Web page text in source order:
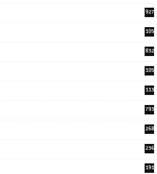
927
105
832
105
113
793
268
236
191